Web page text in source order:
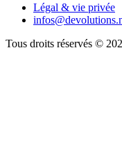
Légal & vie privée
Tous droits réservés ©